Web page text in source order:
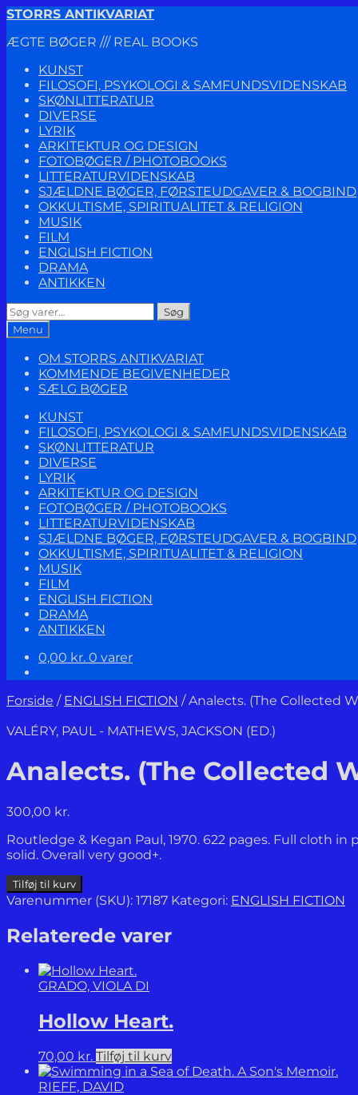
Spring
navigation
Spring
indhold
STORRS ANTIKVARIAT
ÆGTE BØGER /// REAL BOOKS
KUNST
FILOSOFI, PSYKOLOGI & SAMFUNDSVIDENSKAB
SKØNLITTERATUR
DIVERSE
LYRIK
ARKITEKTUR OG DESIGN
FOTOBØGER / PHOTOBOOKS
LITTERATURVIDENSKAB
SJÆLDNE BØGER, FØRSTEUDGAVER & BOGBIND
OKKULTISME, SPIRITUALITET & RELIGION
MUSIK
FILM
ENGLISH FICTION
DRAMA
ANTIKKEN
Søg
efter:
Søg
Menu
OM STORRS ANTIKVARIAT
KOMMENDE BEGIVENHEDER
SÆLG BØGER
KUNST
FILOSOFI, PSYKOLOGI & SAMFUNDSVIDENSKAB
SKØNLITTERATUR
DIVERSE
LYRIK
ARKITEKTUR OG DESIGN
FOTOBØGER / PHOTOBOOKS
LITTERATURVIDENSKAB
SJÆLDNE BØGER, FØRSTEUDGAVER & BOGBIND
OKKULTISME, SPIRITUALITET & RELIGION
MUSIK
FILM
ENGLISH FICTION
DRAMA
ANTIKKEN
0,00 kr. 0 varer
Forside / ENGLISH FICTION /Analects. (The Collected
VALÉRY, PAUL - MATHEWS, JACKSON (ED.)
Analects. (The Collected
300,00 kr.
Routledge & Kegan Paul, 1970. 622 pages. Full cloth
solid. Overall very good+.
Analects.
(The
Works
of
Valéry
Tilføj til kurv
Varenummer (SKU): 17187 Kategori: ENGLISH FICTION
Relaterede varer
GRADO, VIOLA DI
Hollow Heart.
70,00 kr. Tilføj til kurv
RIEFF, DAVID